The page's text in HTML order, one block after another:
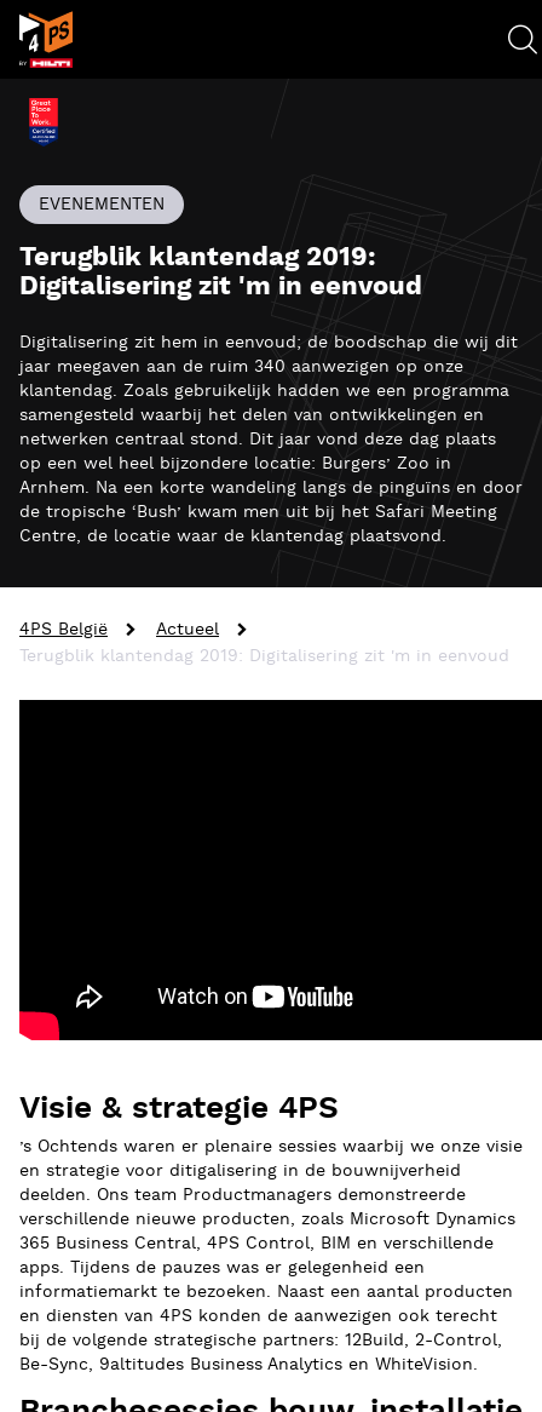
EVENEMENTEN
Terugblik klantendag 2019:
Digitalisering zit 'm in eenvoud
Digitalisering zit hem in eenvoud; de boodschap die wij dit
jaar meegaven aan de ruim 340 aanwezigen op onze
klantendag. Zoals gebruikelijk hadden we een programma
samengesteld waarbij het delen van ontwikkelingen en
netwerken centraal stond. Dit jaar vond deze dag plaats
op een wel heel bijzondere locatie: Burgers’ Zoo in
Arnhem. Na een korte wandeling langs de pinguïns en door
de tropische ‘Bush’ kwam men uit bij het Safari Meeting
Centre, de locatie waar de klantendag plaatsvond.
4PS België
Actueel
Terugblik klantendag 2019: Digitalisering zit 'm in eenvoud
Visie & strategie 4PS
’s Ochtends waren er plenaire sessies waarbij we onze visie
en strategie voor ditigalisering in de bouwnijverheid
deelden. Ons team Productmanagers demonstreerde
verschillende nieuwe producten, zoals Microsoft Dynamics
365 Business Central, 4PS Control, BIM en verschillende
apps. Tijdens de pauzes was er gelegenheid een
informatiemarkt te bezoeken. Naast een aantal producten
en diensten van 4PS konden de aanwezigen ook terecht
bij de volgende strategische partners: 12Build, 2-Control,
Be-Sync, 9altitudes Business Analytics en WhiteVision.